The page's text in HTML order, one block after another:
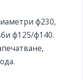
ф230,
ф125/ф140.